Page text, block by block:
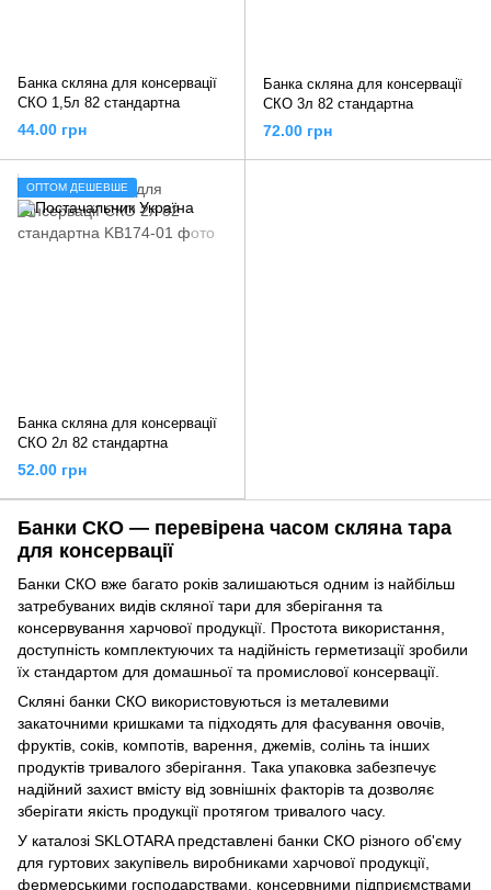
Банка скляна для консервації
СКО 1,5л 82 стандартна
44.00 грн
Банка скляна для консервації
СКО 3л 82 стандартна
72.00 грн
ОПТОМ ДЕШЕВШЕ
Банка скляна для консервації
СКО 2л 82 стандартна
52.00 грн
Банки СКО — перевірена часом скляна тара
для консервації
Банки СКО вже багато років залишаються одним із найбільш
затребуваних видів скляної тари для зберігання та
консервування харчової продукції. Простота використання,
доступність комплектуючих та надійність герметизації зробили
їх стандартом для домашньої та промислової консервації.
Скляні банки СКО використовуються із металевими
закаточними кришками та підходять для фасування овочів,
фруктів, соків, компотів, варення, джемів, солінь та інших
продуктів тривалого зберігання. Така упаковка забезпечує
надійний захист вмісту від зовнішніх факторів та дозволяє
зберігати якість продукції протягом тривалого часу.
У каталозі SKLOTARA представлені банки СКО різного об'єму
для гуртових закупівель виробниками харчової продукції,
фермерськими господарствами, консервними підприємствами